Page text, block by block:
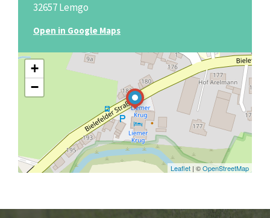
32657 Lemgo
Open in Google Maps
+
−
Leaflet | ©OpenStreetMap